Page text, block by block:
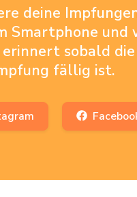
deine
Smartphone und
sobald
fällig ist.